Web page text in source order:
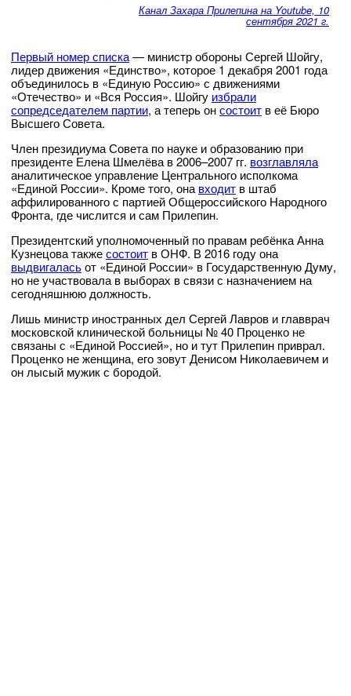
Канал Захара Прилепина на Youtube, 10
сентября 2021 г.
Первый номер списка— министр обороны Сергей Шойгу,
лидер движения «Единство», которое 1 декабря 2001 года
объединилось в «Единую Россию» с движениями
«Отечество» и «Вся Россия». Шойгу избрали
сопредседателем партии, а теперь онсостоит в её Бюро
Высшего Совета.
Член президиума Совета по науке и образованию при
президенте Елена Шмелёва в 2006–2007 гг. возглавляла
аналитическое управление Центрального исполкома
«Единой России». Кроме того, она входит в штаб
аффилированного с партией Общероссийского Народного
Фронта, где числится и сам Прилепин.
Президентский уполномоченный по правам ребёнка Анна
Кузнецова такжесостоит в ОНФ. В 2016 году она
выдвигаласьот «Единой России» в Государственную Думу,
но не участвовала в выборах в связи с назначением на
сегодняшнюю должность.
Лишь министр иностранных дел Сергей Лавров и главврач
московской клинической больницы № 40 Проценко не
связаны с «Единой Россией», но и тут Прилепин приврал.
Проценко не женщина, его зовут Денисом Николаевичем и
он лысый мужик с бородой.